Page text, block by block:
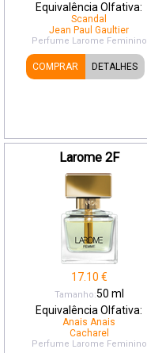
Equivalência Olfativa:
Scandal
Jean Paul Gaultier
Perfume Larome Feminino
COMPRAR DETALHES
Larome 2F
17.10 €
Tamanho:50 ml
Equivalência Olfativa:
Anais Anais
Cacharel
Perfume Larome Feminino